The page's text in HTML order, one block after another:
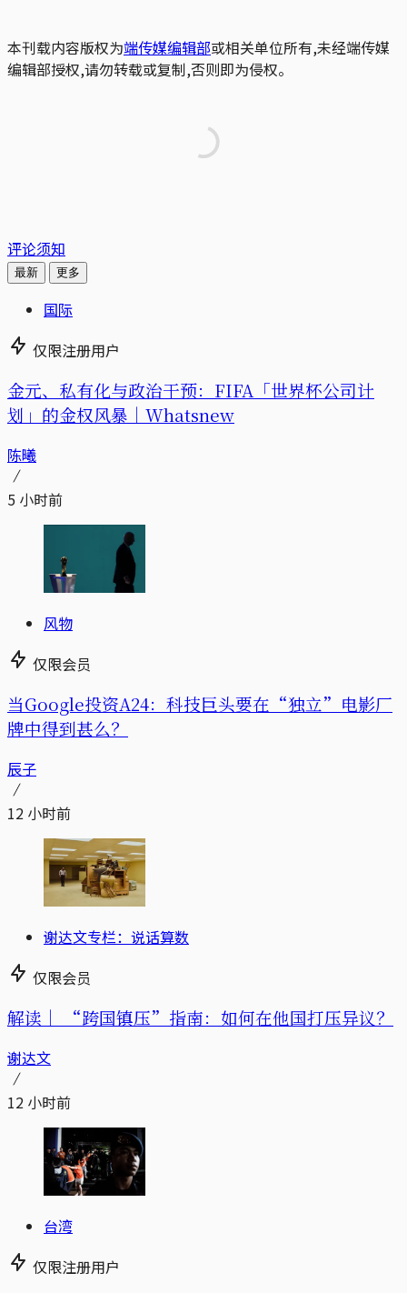
本刊载内容版权为端传媒编辑部或相关单位所有,未经端传媒
编辑部授权,请勿转载或复制,否则即为侵权。
评论须知
最新 更多
国际
仅限注册用户
金元、私有化与政治干预：FIFA「世界杯公司计
划」的金权风暴｜Whatsnew
陈曦
5 小时前
风物
仅限会员
当Google投资A24：科技巨头要在“独立”电影厂
牌中得到甚么？
辰子
12 小时前
谢达文专栏：说话算数
仅限会员
解读｜ “跨国镇压”指南：如何在他国打压异议？
谢达文
12 小时前
台湾
仅限注册用户